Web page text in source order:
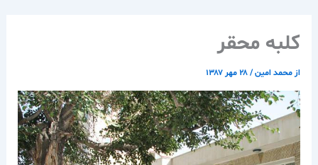
كلبه محقر
از محمد امین/۲۸ مهر ۱۳۸۷